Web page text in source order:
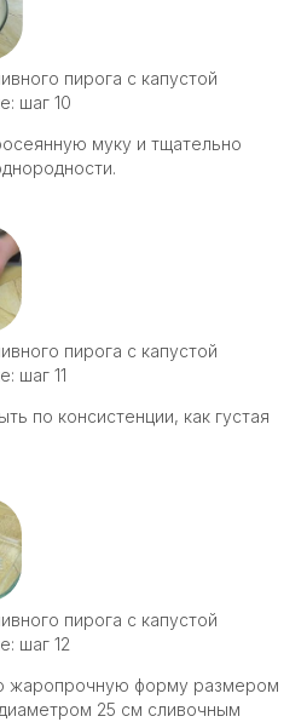
пирога с капустой
шаг 10
муку и тщательно
пирога с капустой
шаг 11
по консистенции, как густая
пирога с капустой
шаг 12
жаропрочную форму размером
25 см сливочным